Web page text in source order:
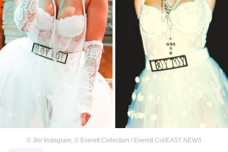
© Jlo/ Instagram, © Everett Collection / Everett Col/EAST NEWS